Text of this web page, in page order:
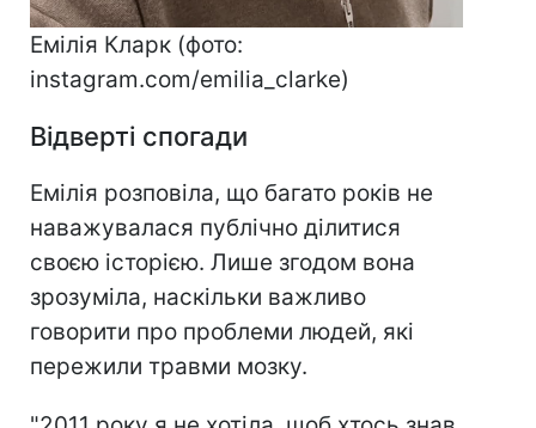
Емілія Кларк (фото:
instagram.com/emilia_clarke)
Відверті спогади
Емілія розповіла, що багато років не
наважувалася публічно ділитися
своєю історією. Лише згодом вона
зрозуміла, наскільки важливо
говорити про проблеми людей, які
пережили травми мозку.